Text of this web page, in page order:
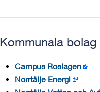
Kommunala
Campus Roslagen
Norrtälje Energi